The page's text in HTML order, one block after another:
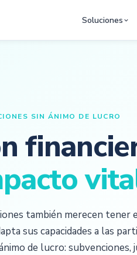
Soluciones
SIN ÁNIMO DE LUCRO
también merecen
sus capacidades a las
de lucro: subvenciones,